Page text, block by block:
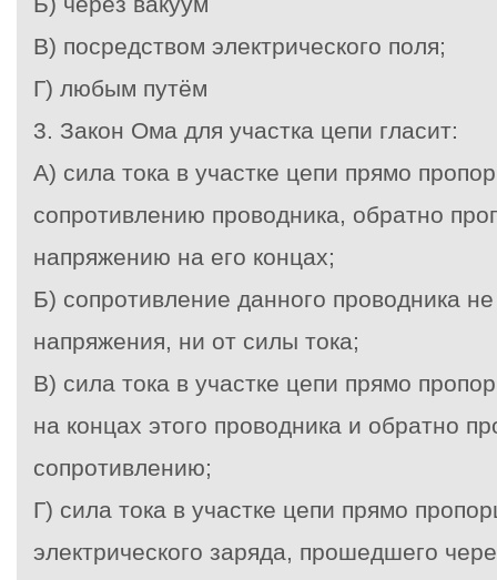
В) посредством электрического поля;
Г) любым путём
3. Закон Ома для участка цепи гласит:
А) сила тока в участке цепи прямо
сопротивлению проводника, обратно
напряжению на его концах;
Б) сопротивление данного проводника
напряжения, ни от силы тока;
В) сила тока в участке цепи прямо
на концах этого проводника и обратно
сопротивлению;
Г) сила тока в участке цепи прямо
электрического заряда, прошедшего